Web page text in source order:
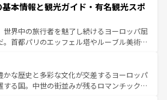
イタリアで、忘れられない旅をしてみよう！
タリア情報は
この国では、情熱的なフラメンコ、熱気あふ
して美味しいタパスが生活の一部となってい
リードの洗練された雰囲気や、バルセロナの
た街角から、地方では古代ローマ遺跡や中世
よって風土や気候が異なるスペインはその個
性で訪れる人を魅了する。 なお、新着のスペイン情報は コ
を参照してほしい。
本情報と観光ガイド・有名観光スポ
世界中の旅行者を魅了し続けるヨーロッパ屈
。首都パリのエッフェル塔やルーブル美術館
力が詰まっている。華麗な宮殿、歴史的な大
ビーチ、そして豊かな自然が、訪れる者を心
。また、フランスは美食の国としても知ら
かな歴史と多彩な文化が交差するヨーロッパ
する国。中世の街並みが残るロマンチック街